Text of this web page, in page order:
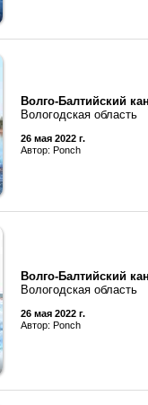
Волго-Балтийский
Вологодская область
26 мая 2022 г.
Автор: Ponch
Волго-Балтийский
Вологодская область
26 мая 2022 г.
Автор: Ponch